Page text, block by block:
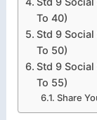
To 40)
Std 9 Social
To 50)
Std 9 Social
To 55)
Share